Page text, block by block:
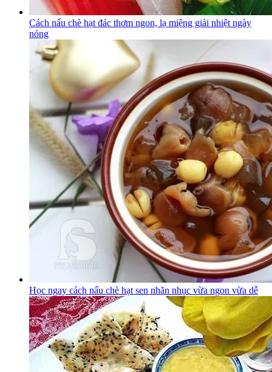
Cách nấu chè hạt đác thơm ngon, lạ miệng giải nhiệt ngày
nóng
Học ngay cách nấu chè hạt sen nhãn nhục vừa ngon vừa dễ